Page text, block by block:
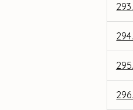
293.
294.
295.
296.